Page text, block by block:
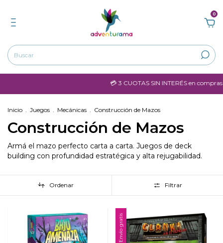
0
💳 3 CUOTAS SIN INTERÉS en compras mayores
Inicio . Juegos . Mecánicas . Construcción de Mazos
Construcción de Mazos
Armá el mazo perfecto carta a carta. Juegos de deck
building con profundidad estratégica y alta rejugabilidad.
Ordenar Filtrar
Envío gratis